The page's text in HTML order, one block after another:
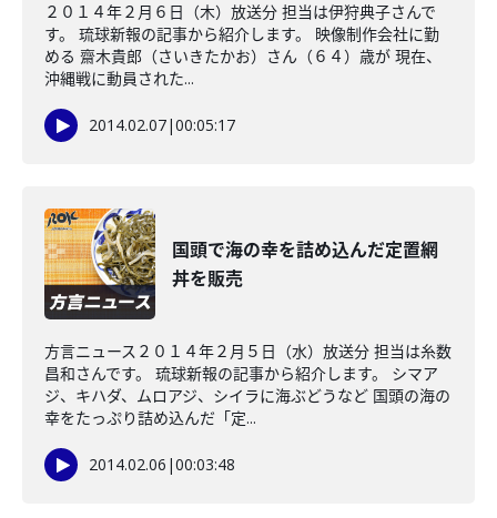
２０１４年２月６日（木）放送分 担当は伊狩典子さんで
す。 琉球新報の記事から紹介します。 映像制作会社に勤
める 齋木貴郎（さいきたかお）さん（６４）歳が 現在、
沖縄戦に動員された...
2014.02.07|00:05:17
国頭で海の幸を詰め込んだ定置網
丼を販売
方言ニュース２０１４年２月５日（水）放送分 担当は糸数
昌和さんです。 琉球新報の記事から紹介します。 シマア
ジ、キハダ、ムロアジ、シイラに海ぶどうなど 国頭の海の
幸をたっぷり詰め込んだ「定...
2014.02.06 |00:03:48